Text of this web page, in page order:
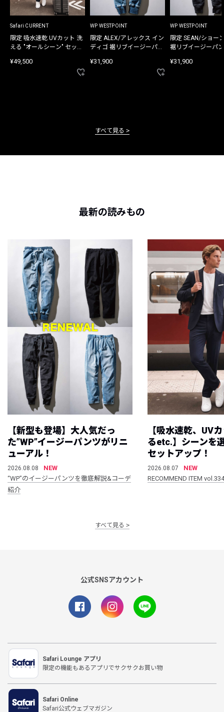
Safari CURRENT
限定 吸水速乾 UVカット 洗
える "オールシーン" セット
¥49,500
WP WESTPOINT
限定 ALEX/アレックス イン
ディゴ 裾リブイージーパン
¥31,900
WP WESTPOINT
限定 SEAN/ショー
裾リブイージーパ
¥31,900
すべて見る
最新の読みもの
【新型も登場】大人気だっ
た”WP”イージーパンツがリニ
ューアル！
2026.08.08
NEW
“WP”のイージーパンツを徹底解説&コーデ
紹介
【吸水速乾、UV
るetc.】シーンを
セットアップ！
2026.08.07
NEW
RECOMMEND ITEM vol.334
すべて見る
公式SNSアカウント
Safari Lounge アプリ
限定の機能もあるアプリでサクサクお買い物
Safari Online
Safari公式ウェブマガジン